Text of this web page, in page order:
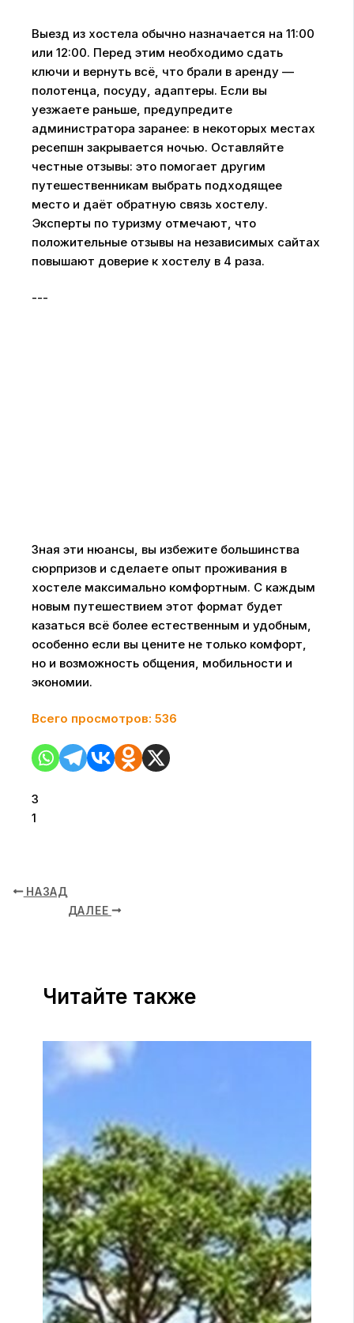
Выезд из хостела обычно назначается на 11:00
или 12:00. Перед этим необходимо сдать
ключи и вернуть всё, что брали в аренду —
полотенца, посуду, адаптеры. Если вы
уезжаете раньше, предупредите
администратора заранее: в некоторых местах
ресепшн закрывается ночью. Оставляйте
честные отзывы: это помогает другим
путешественникам выбрать подходящее
место и даёт обратную связь хостелу.
Эксперты по туризму отмечают, что
положительные отзывы на независимых сайтах
повышают доверие к хостелу в 4 раза.
---
Зная эти нюансы, вы избежите большинства
сюрпризов и сделаете опыт проживания в
хостеле максимально комфортным. С каждым
новым путешествием этот формат будет
казаться всё более естественным и удобным,
особенно если вы цените не только комфорт,
но и возможность общения, мобильности и
экономии.
Всего просмотров: 536
3
1
НАЗАД
ДАЛЕЕ
Читайте также